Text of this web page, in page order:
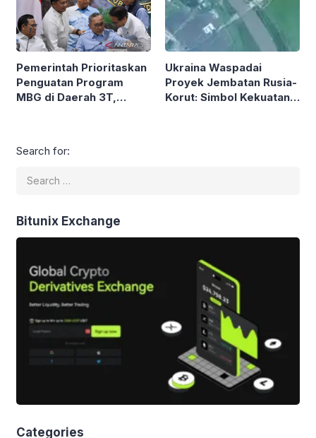
Pemerintah Prioritaskan
Penguatan Program
MBG di Daerah 3T,
Ukraina Waspadai
Proyek Jembatan Rusia-
Korut: Simbol Kekuatan
Search for:
Bitunix Exchange
Categories